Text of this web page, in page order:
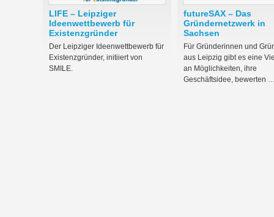
LIFE – Leipziger
Ideenwettbewerb für
Existenzgründer
Der Leipziger Ideenwettbewerb für
Existenzgründer, initiiert von
SMILE.
futureSAX – Das
Gründernetzwerk in
Sachsen
Für Gründerinnen und
aus Leipzig gibt es eine
an Möglichkeiten, ihre
Geschäftsidee, bewerten